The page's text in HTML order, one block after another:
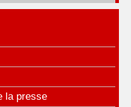
la presse